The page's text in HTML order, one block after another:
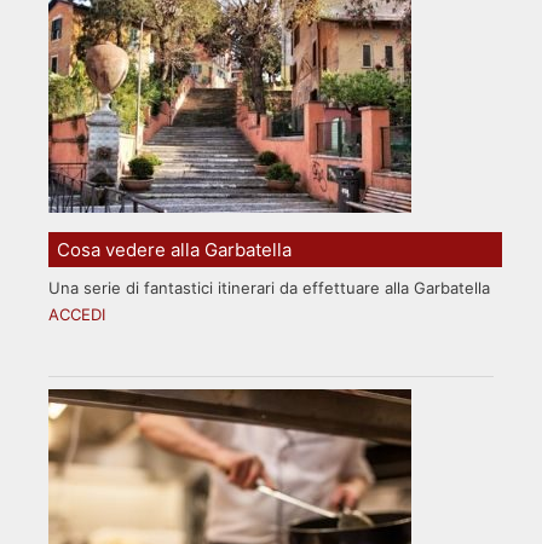
Cosa vedere alla Garbatella
Una serie di fantastici itinerari da effettuare alla Garbatella
ACCEDI